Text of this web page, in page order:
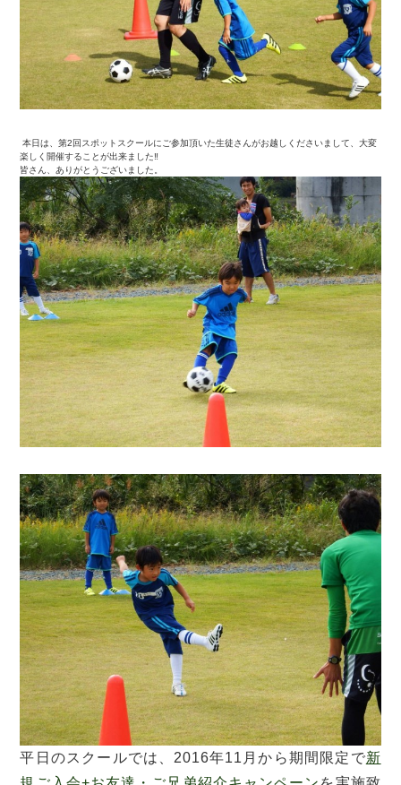
本日は、第2回スポットスクールにご参加頂いた生徒さんがお越しくださいまして、大変
楽しく開催することが出来ました‼
皆さん、ありがとうございました。
平日のスクールでは、2016年11月から期間限定で新